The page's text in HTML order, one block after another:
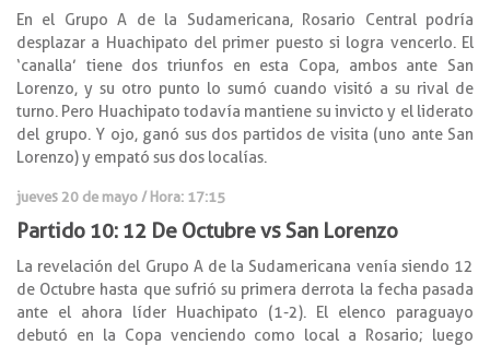
En el Grupo A de la Sudamericana, Rosario Central podría
desplazar a Huachipato del primer puesto si logra vencerlo. El
‘canalla’ tiene dos triunfos en esta Copa, ambos ante San
Lorenzo, y su otro punto lo sumó cuando visitó a su rival de
turno. Pero Huachipato todavía mantiene su invicto y el liderato
del grupo. Y ojo, ganó sus dos partidos de visita (uno ante San
Lorenzo) y empató sus dos localías.
jueves 20 de mayo / Hora: 17:15
Partido 10: 12 De Octubre vs San Lorenzo
La revelación del Grupo A de la Sudamericana venía siendo 12
de Octubre hasta que sufrió su primera derrota la fecha pasada
ante el ahora líder Huachipato (1-2). El elenco paraguayo
debutó en la Copa venciendo como local a Rosario; luego